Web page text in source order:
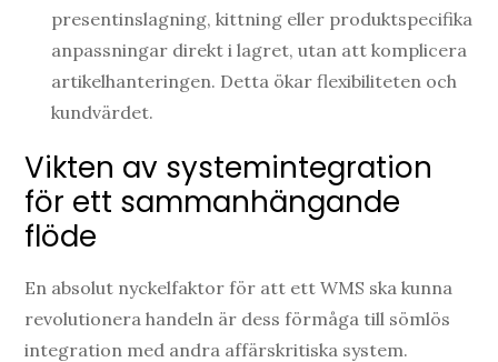
presentinslagning, kittning eller produktspecifika
anpassningar direkt i lagret, utan att komplicera
artikelhanteringen. Detta ökar flexibiliteten och
kundvärdet.
Vikten av systemintegration
för ett sammanhängande
flöde
En absolut nyckelfaktor för att ett WMS ska kunna
revolutionera handeln är dess förmåga till sömlös
integration med andra affärskritiska system.